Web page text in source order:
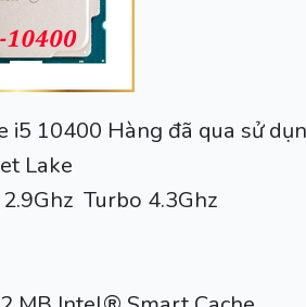
i5 10400 Hàng đã qua sử
Lake
Turbo 4.3Ghz